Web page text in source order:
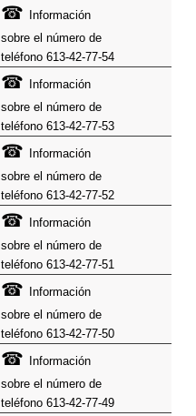
☎ Información
sobre el número de
teléfono 613-42-77-54
☎ Información
sobre el número de
teléfono 613-42-77-53
☎ Información
sobre el número de
teléfono 613-42-77-52
☎ Información
sobre el número de
teléfono 613-42-77-51
☎ Información
sobre el número de
teléfono 613-42-77-50
☎ Información
sobre el número de
teléfono 613-42-77-49